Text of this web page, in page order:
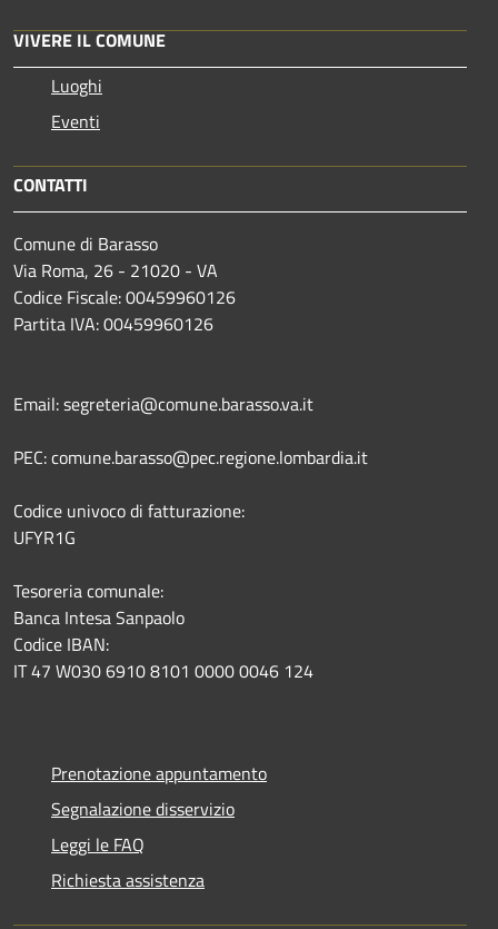
VIVERE IL COMUNE
Luoghi
Eventi
CONTATTI
Comune di Barasso
Via Roma, 26 - 21020 - VA
Codice Fiscale: 00459960126
Partita IVA: 00459960126
Email: segreteria@comune.barasso.va.it
PEC: comune.barasso@pec.regione.lombardia.it
Codice univoco di fatturazione:
UFYR1G
Tesoreria comunale:
Banca Intesa Sanpaolo
Codice IBAN:
IT 47 W030 6910 8101 0000 0046 124
Prenotazione appuntamento
Segnalazione disservizio
Leggi le FAQ
Richiesta assistenza